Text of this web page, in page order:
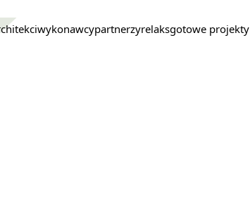
wykonawcypartnerzyrelaksgotowe projekty